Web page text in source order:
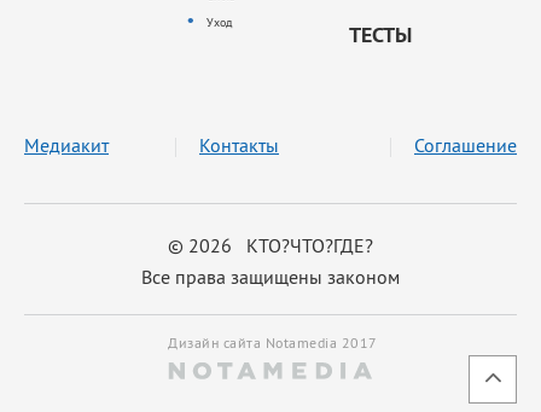
Уход
ТЕСТЫ
© 2026 КТО?ЧТО?ГДЕ?
Все права защищены законом
Медиакит Контакты Соглашение
Дизайн сайта Notamedia 2017